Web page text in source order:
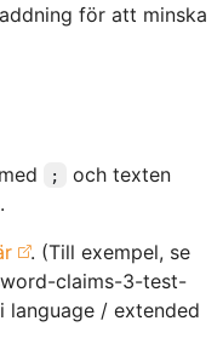
för att minska
;
och texten
. (Till exempel, se
claims-3-test-
language / extended